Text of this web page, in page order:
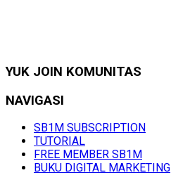
YUK JOIN KOMUNITAS
NAVIGASI
SB1M SUBSCRIPTION
TUTORIAL
FREE MEMBER SB1M
BUKU DIGITAL MARKETING